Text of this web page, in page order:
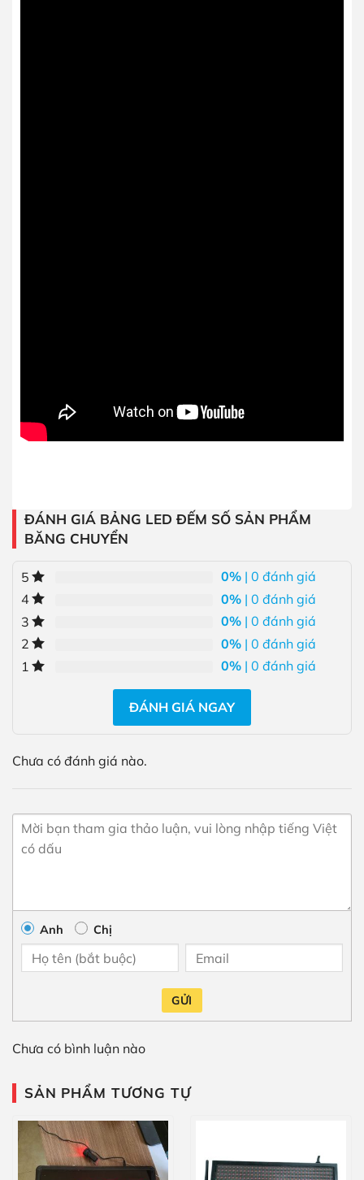
ĐÁNH GIÁ BẢNG LED ĐẾM SỐ SẢN PHẨM
BĂNG CHUYỂN
5 0% | 0 đánh giá
4
0% | 0 đánh giá
3
0% | 0 đánh giá
2
0% | 0 đánh giá
1
0% | 0 đánh giá
ĐÁNH GIÁ NGAY
Chưa có đánh giá nào.
Anh Chị
GỬI
Chưa có bình luận nào
SẢN PHẨM TƯƠNG TỰ